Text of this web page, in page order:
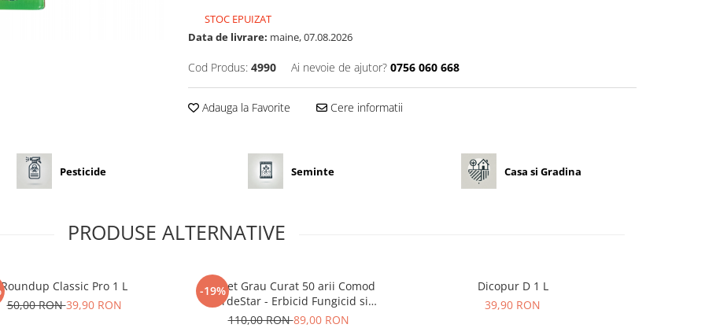
STOC EPUIZAT
Data de livrare: maine, 07.08.2026
Cod Produs: 4990 Ai nevoie de ajutor? 0756 060 668
Adauga la Favorite Cere informatii
Pesticide Seminte Casa si Gradina
PRODUSE ALTERNATIVE
Roundup Classic Pro 1 L
50,00 RON39,90 RON
-19%
Pachet Grau Curat 50 arii Comod
VerdeStar - Erbicid Fungicid si
Ingrasamant Foliar pentru Suprafete
110,00 RON89,00 RON
Dicopur D 1 L
39,90 RON